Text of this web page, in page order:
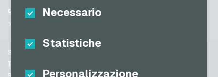
Necessario
Statistiche
Personalizzazione
Zalando Buoni regalo
Svizzera (DE)
Svizzera (IT)
Stati Uniti (EN)
TikTok
Supporto
Termini & Condizioni